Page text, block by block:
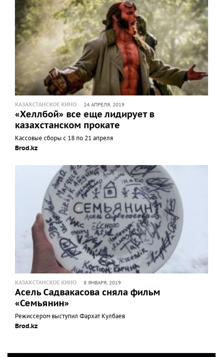
КАЗАХСТАНСКОЕ КИНО 24 АПРЕЛЯ, 2019
«Хеллбой» все еще лидирует в
казахстанском прокате
Кассовые сборы с 18 по 21 апреля
Brod.kz
КАЗАХСТАНСКОЕ КИНО 8 ЯНВАРЯ, 2019
Асель Садвакасова сняла фильм
«Семьянин»
Режиссером выступил Фархат Кулбаев
Brod.kz